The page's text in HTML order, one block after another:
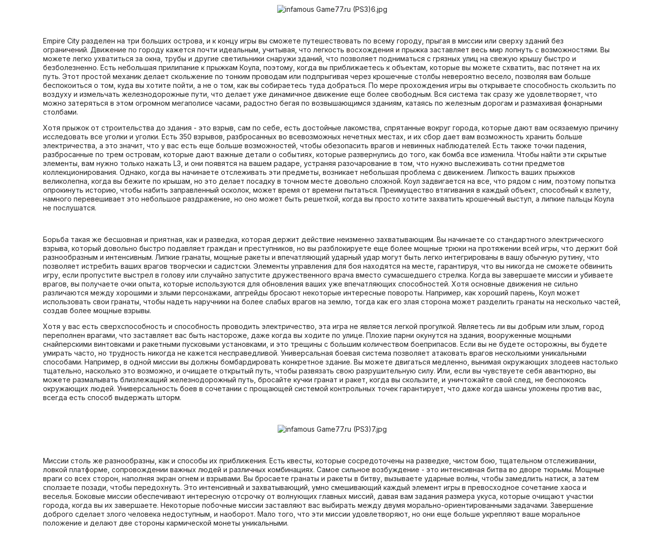
Empire City разделен на три больших острова, и к концу игры вы сможете путешествовать по всему городу, прыгая в миссии или сверху зданий без
ограничений. Движение по городу кажется почти идеальным, учитывая, что легкость восхождения и прыжка заставляет весь мир лопнуть с возможностями. Вы
можете легко ухватиться за окна, трубы и другие светильники снаружи зданий, что позволяет подниматься с грязных улиц на свежую крышу быстро и
безболезненно. Есть небольшая прилипание к прыжкам Коула, поэтому, когда вы приближаетесь к объектам, которые вы можете схватить, вас потянет на их
путь. Этот простой механик делает скольжение по тонким проводам или подпрыгивая через крошечные столбы невероятно весело, позволяя вам больше
беспокоиться о том, куда вы хотите пойти, а не о том, как вы собираетесь туда добраться. По мере прохождения игры вы открываете способность скользить по
воздуху и измельчать железнодорожные пути, что делает уже динамичное движение еще более свободным. Вся система так сразу же удовлетворяет, что
можно затеряться в этом огромном мегаполисе часами, радостно бегая по возвышающимся зданиям, катаясь по железным дорогам и размахивая фонарными
столбами.
Хотя прыжок от строительства до здания - это взрыв, сам по себе, есть достойные лакомства, спрятанные вокруг города, которые дают вам осязаемую причину
исследовать все уголки и уголки. Есть 350 взрывов, разбросанных во всевозможных нечетных местах, и их сбор дает вам возможность хранить больше
электричества, а это значит, что у вас есть еще больше возможностей, чтобы обезопасить врагов и невинных наблюдателей. Есть также точки падения,
разбросанные по трем островам, которые дают важные детали о событиях, которые развернулись до того, как бомба все изменила. Чтобы найти эти скрытые
элементы, вам нужно только нажать L3, и они появятся на вашем радаре, устраняя разочарование в том, что нужно выслеживать сотни предметов
коллекционирования. Однако, когда вы начинаете отслеживать эти предметы, возникает небольшая проблема с движением. Липкость ваших прыжков
великолепна, когда вы бежите по крышам, но это делает посадку в точном месте довольно сложной. Коул задвигается на все, что рядом с ним, поэтому попытка
опрокинуть историю, чтобы набить заправленный осколок, может время от времени пытаться. Преимущество втягивания в каждый объект, способный к взлету,
намного перевешивает это небольшое раздражение, но оно может быть решеткой, когда вы просто хотите захватить крошечный выступ, а липкие пальцы Коула
не послушатся.
Борьба такая же бесшовная и приятная, как и разведка, которая держит действие неизменно захватывающим. Вы начинаете со стандартного электрического
взрыва, который довольно быстро подавляет граждан и преступников, но вы разблокируете еще более мощные трюки на протяжении всей игры, что держит бой
разнообразным и интенсивным. Липкие гранаты, мощные ракеты и впечатляющий ударный удар могут быть легко интегрированы в вашу обычную рутину, что
позволяет истребить ваших врагов творчески и садистски. Элементы управления для боя находятся на месте, гарантируя, что вы никогда не сможете обвинить
игру, если пропустите выстрел в голову или случайно запустите дружественного врача вместо сумасшедшего стрелка. Когда вы завершаете миссии и убиваете
врагов, вы получаете очки опыта, которые используются для обновления ваших уже впечатляющих способностей. Хотя основные движения не сильно
различаются между хорошими и злыми персонажами, апгрейды бросают некоторые интересные повороты. Например, как хороший парень, Коул может
использовать свои гранаты, чтобы надеть наручники на более слабых врагов на землю, тогда как его злая сторона может разделить гранаты на несколько частей,
создав более мощные взрывы.
Хотя у вас есть сверхспособность и способность проводить электричество, эта игра не является легкой прогулкой. Являетесь ли вы добрым или злым, город
переполнен врагами, что заставляет вас быть настороже, даже когда вы ходите по улице. Плохие парни окунутся на здания, вооруженные мощными
снайперскими винтовками и ракетными пусковыми установками, и это трещины с большим количеством боеприпасов. Если вы не будете осторожны, вы будете
умирать часто, но трудность никогда не кажется несправедливой. Универсальная боевая система позволяет атаковать врагов несколькими уникальными
способами. Например, в одной миссии вы должны бомбардировать конкретное здание. Вы можете двигаться медленно, вынимая окружающих злодеев настолько
тщательно, насколько это возможно, и очищаете открытый путь, чтобы развязать свою разрушительную силу. Или, если вы чувствуете себя авантюрно, вы
можете размалывать близлежащий железнодорожный путь, бросайте кучки гранат и ракет, когда вы скользите, и уничтожайте свой след, не беспокоясь
окружающих людей. Универсальность боев в сочетании с прощающей системой контрольных точек гарантирует, что даже когда шансы уложены против вас,
всегда есть способ выдержать шторм.
Миссии столь же разнообразны, как и способы их приближения. Есть квесты, которые сосредоточены на разведке, чистом бою, тщательном отслеживании,
ловкой платформе, сопровождении важных людей и различных комбинациях. Самое сильное возбуждение - это интенсивная битва во дворе тюрьмы. Мощные
враги со всех сторон, наполняя экран огнем и взрывами. Вы бросаете гранаты и ракеты в битву, вызываете ударные волны, чтобы замедлить натиск, а затем
сползаете позади, чтобы передохнуть. Это интенсивный и захватывающий, умно смешивающий каждый элемент игры в превосходное сочетание хаоса и
веселья. Боковые миссии обеспечивают интересную отсрочку от волнующих главных миссий, давая вам задания размера укуса, которые очищают участки
города, когда вы их завершаете. Некоторые побочные миссии заставляют вас выбирать между двумя морально-ориентированными задачами. Завершение
доброго сделает злого человека недоступным, и наоборот. Мало того, что эти миссии удовлетворяют, но они еще больше укрепляют ваше моральное
положение и делают две стороны кармической монеты уникальными.